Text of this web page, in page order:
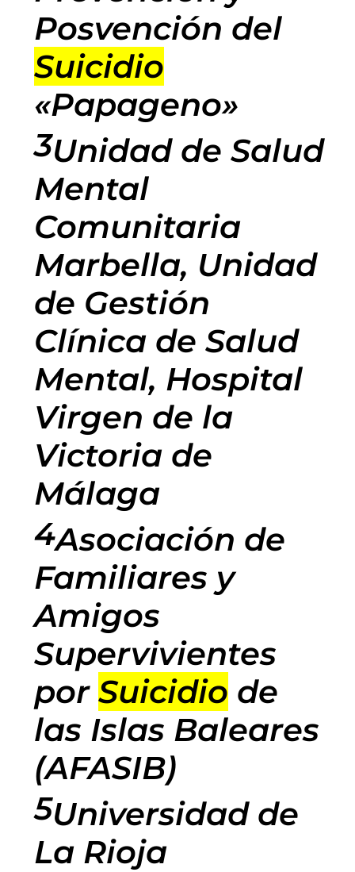
Posvención del
Suicidio
«Papageno»
3Unidad de Salud
Mental
Comunitaria
Marbella, Unidad
de Gestión
Clínica de Salud
Mental, Hospital
Virgen de la
Victoria de
Málaga
4Asociación de
Familiares y
Amigos
Supervivientes
por Suicidio de
las Islas Baleares
(AFASIB)
5Universidad de
La Rioja